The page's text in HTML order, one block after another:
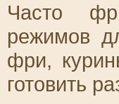
Часто
режимов
фри,
готовить